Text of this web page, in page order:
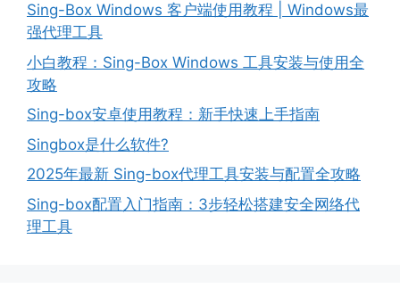
Sing-Box Windows 客户端使用教程 | Windows最
强代理工具
小白教程：Sing-Box Windows 工具安装与使用全
攻略
Sing-box安卓使用教程：新手快速上手指南
Singbox是什么软件?
2025年最新 Sing-box代理工具安装与配置全攻略
Sing-box配置入门指南：3步轻松搭建安全网络代
理工具